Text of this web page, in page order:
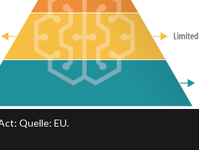
Quelle: EU.